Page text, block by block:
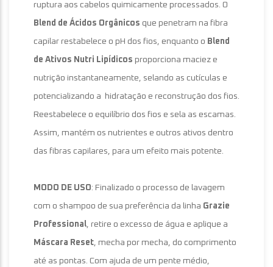
ruptura aos cabelos quimicamente processados. O
Blend de Ácidos Orgânicos que penetram na fibra
capilar restabelece o pH dos fios, enquanto o Blend
de Ativos Nutri Lipídicos proporciona maciez e
nutrição instantaneamente, selando as cutículas e
potencializando a hidratação e reconstrução dos fios.
Reestabelece o equilíbrio dos fios e sela as escamas.
Assim, mantém os nutrientes e outros ativos dentro
das fibras capilares, para um efeito mais potente.
MODO DE USO: Finalizado o processo de lavagem
com o shampoo de sua preferência da linha Grazie
Professional, retire o excesso de água e aplique a
Máscara Reset, mecha por mecha, do comprimento
até as pontas. Com ajuda de um pente médio,